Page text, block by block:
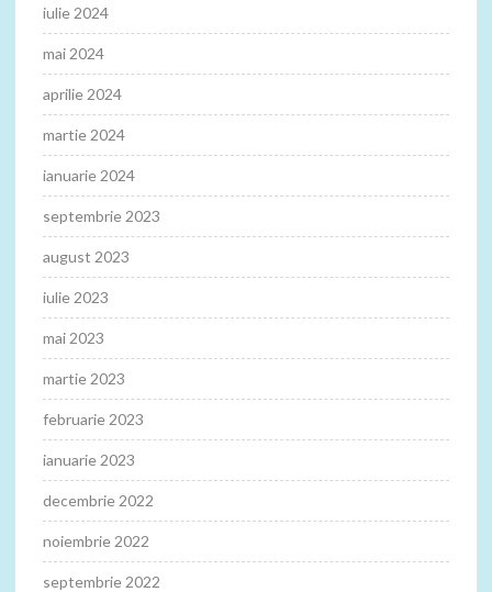
iulie 2024
mai 2024
aprilie 2024
martie 2024
ianuarie 2024
septembrie 2023
august 2023
iulie 2023
mai 2023
martie 2023
februarie 2023
ianuarie 2023
decembrie 2022
noiembrie 2022
septembrie 2022